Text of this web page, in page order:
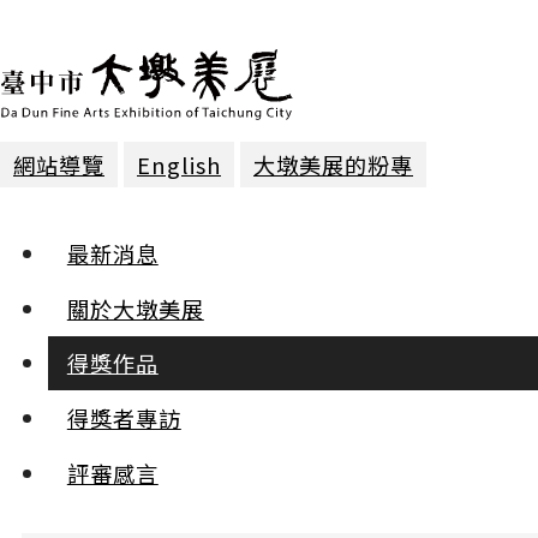
網站導覽 English 大墩美展的粉專
最新消息
關於大墩美展
得獎作品
得獎者專訪
評審感言
篆刻 | 第一名
闇然日章 陳昭安